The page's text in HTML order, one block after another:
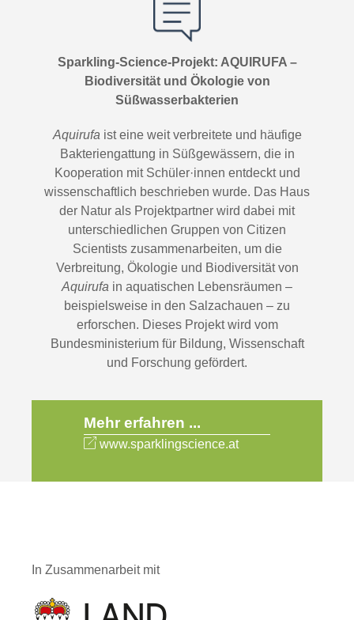
Sparkling-Science-Projekt: AQUIRUFA –
Biodiversität und Ökologie von
Süßwasserbakterien
Aquirufa ist eine weit verbreitete und häufige
Bakteriengattung in Süßgewässern, die in
Kooperation mit Schüler·innen entdeckt und
wissenschaftlich beschrieben wurde. Das Haus
der Natur als Projektpartner wird dabei mit
unterschiedlichen Gruppen von Citizen
Scientists zusammenarbeiten, um die
Verbreitung, Ökologie und Biodiversität von
Aquirufa in aquatischen Lebensräumen –
beispielsweise in den Salzachauen – zu
erforschen. Dieses Projekt wird vom
Bundesministerium für Bildung, Wissenschaft
und Forschung gefördert.
Mehr erfahren ...
www.sparklingscience.at
In Zusammenarbeit mit